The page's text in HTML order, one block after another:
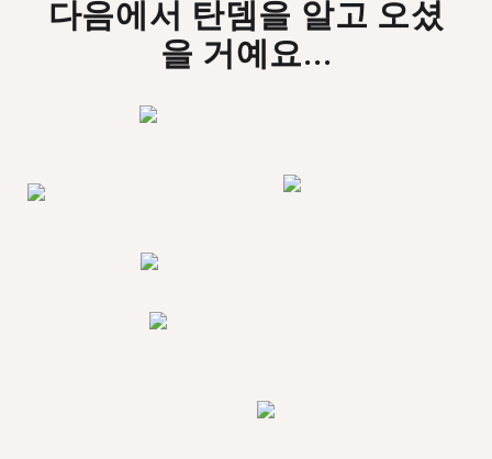
다음에서 탄뎀을 알고 오셨
을 거예요...